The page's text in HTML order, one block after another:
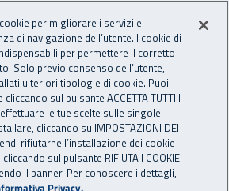
Nazionale
Apri cerca
principale
trovi in:
Avvisi
attivo il
per migliorare i servizi e
di navigazione dell’utente. I cookie di
per permettere il corretto
Solo previo consenso dell’utente,
ulteriori tipologie di cookie. Puoi
sul pulsante ACCETTA TUTTI I
le tue scelte sulle singole
cliccando su IMPOSTAZIONI DEI
rifiutarne l’installazione dei cookie
sul pulsante RIFIUTA I COOKIE
il banner. Per conoscere i dettagli,
Privacy.